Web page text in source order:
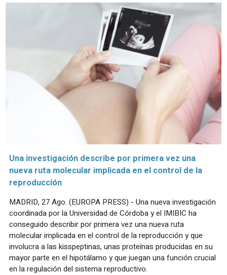
Una investigación describe por primera vez una
nueva ruta molecular implicada en el control de la
reproducción
MADRID, 27 Ago. (EUROPA PRESS) - Una nueva investigación
coordinada por la Universidad de Córdoba y el IMIBIC ha
conseguido describir por primera vez una nueva ruta
molecular implicada en el control de la reproducción y que
involucra a las kisspeptinas, unas proteínas producidas en su
mayor parte en el hipotálamo y que juegan una función crucial
en la regulación del sistema reproductivo.